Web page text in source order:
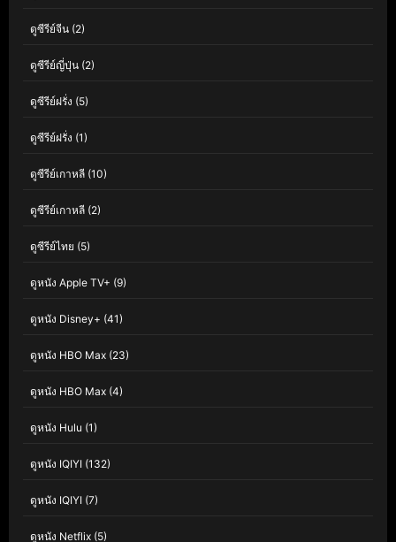
ดูซีรีย์จีน (2)
ดูซีรีย์ญี่ปุ่น (2)
ดูซีรีย์ฝรั่ง (5)
ดูซีรีย์ฝรั่ง (1)
ดูซีรีย์เกาหลี (10)
ดูซีรีย์เกาหลี (2)
ดูซีรีย์ไทย (5)
ดูหนัง Apple TV+ (9)
ดูหนัง Disney+ (41)
ดูหนัง HBO Max (23)
ดูหนัง HBO Max (4)
ดูหนัง Hulu (1)
ดูหนัง IQIYI (132)
ดูหนัง IQIYI (7)
ดูหนัง Netflix (5)